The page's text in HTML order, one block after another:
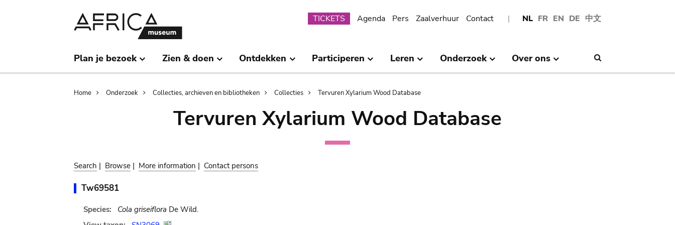
NL FR EN DE 中文
Submenu
TICKETS Agenda Pers Zaalverhuur Contact
Plan je bezoek Zien & doen Ontdekken Participeren Leren Onderzoek Over ons
Breadcrumb
Home Onderzoek Collecties, archieven en bibliotheken Collecties Tervuren Xylarium Wood Database
Tervuren Xylarium Wood Database
Search | Browse | More information | Contact persons
Tw69581
Species: Cola griseiflora De Wild.